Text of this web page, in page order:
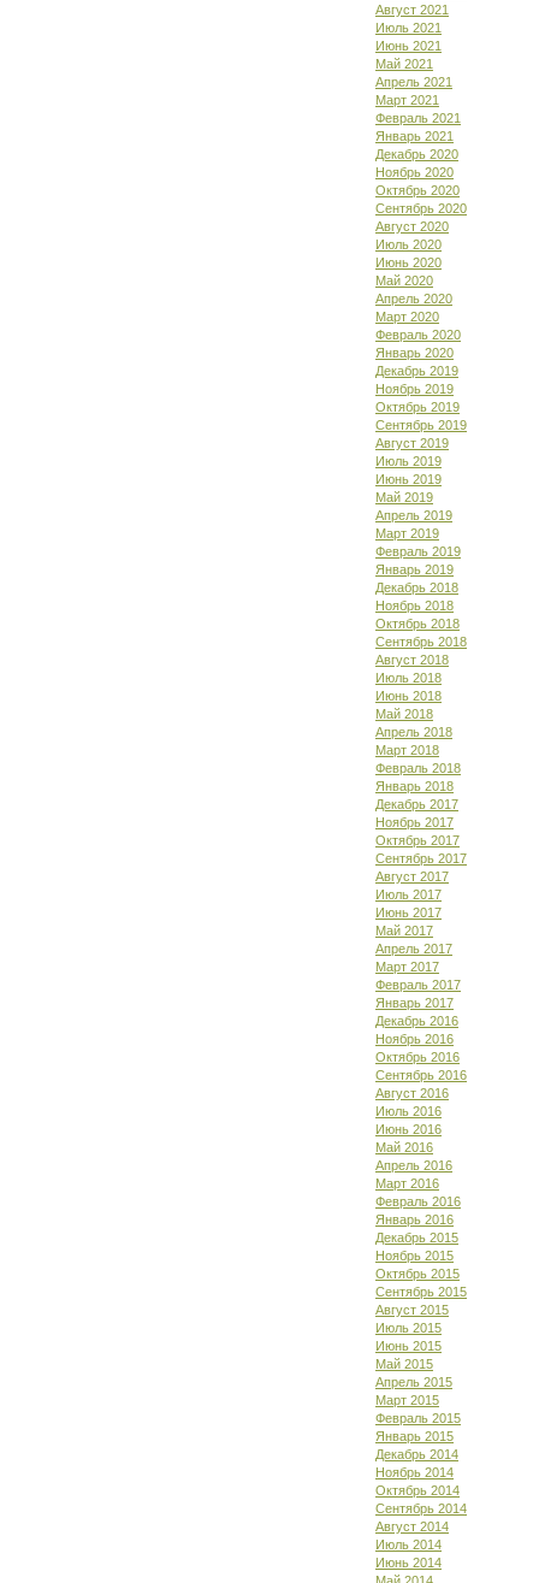
Август 2021
Июль 2021
Июнь 2021
Май 2021
Апрель 2021
Март 2021
Февраль 2021
Январь 2021
Декабрь 2020
Ноябрь 2020
Октябрь 2020
Сентябрь 2020
Август 2020
Июль 2020
Июнь 2020
Май 2020
Апрель 2020
Март 2020
Февраль 2020
Январь 2020
Декабрь 2019
Ноябрь 2019
Октябрь 2019
Сентябрь 2019
Август 2019
Июль 2019
Июнь 2019
Май 2019
Апрель 2019
Март 2019
Февраль 2019
Январь 2019
Декабрь 2018
Ноябрь 2018
Октябрь 2018
Сентябрь 2018
Август 2018
Июль 2018
Июнь 2018
Май 2018
Апрель 2018
Март 2018
Февраль 2018
Январь 2018
Декабрь 2017
Ноябрь 2017
Октябрь 2017
Сентябрь 2017
Август 2017
Июль 2017
Июнь 2017
Май 2017
Апрель 2017
Март 2017
Февраль 2017
Январь 2017
Декабрь 2016
Ноябрь 2016
Октябрь 2016
Сентябрь 2016
Август 2016
Июль 2016
Июнь 2016
Май 2016
Апрель 2016
Март 2016
Февраль 2016
Январь 2016
Декабрь 2015
Ноябрь 2015
Октябрь 2015
Сентябрь 2015
Август 2015
Июль 2015
Июнь 2015
Май 2015
Апрель 2015
Март 2015
Февраль 2015
Январь 2015
Декабрь 2014
Ноябрь 2014
Октябрь 2014
Сентябрь 2014
Август 2014
Июль 2014
Июнь 2014